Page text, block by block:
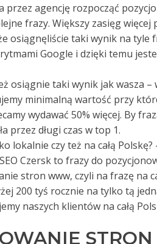
przez agencję rozpocząć
frazy. Większy zasięg
osiągnęliście taki wynik na
Google i dzięki temu
osiągnie taki wynik jak wasza
minimalną wartość przy
wydawać 50% więcej. By
przez długi czas w top 1.
lokalnie czy też na całą
Czersk to frazy do
stron www, czyli na frazę na
200 tyś rocznie na tylko tą
naszych klientów na całą